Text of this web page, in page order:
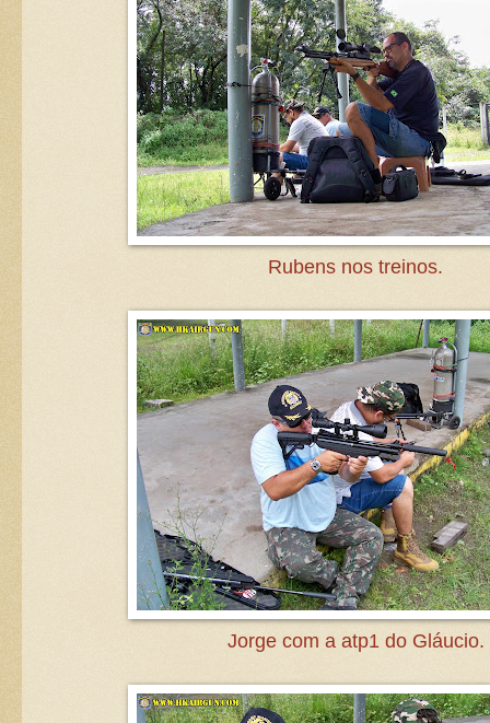
Rubens nos treinos.
Jorge com a atp1 do Gláucio.